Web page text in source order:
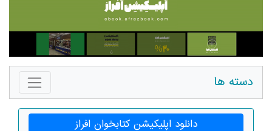
دسته ها
دانلود اپلیکیشن کتابخوان افراز